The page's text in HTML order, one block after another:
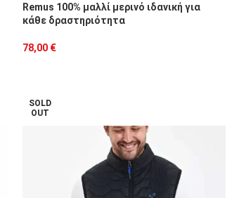
Remus 100% μαλλί μερινό ιδανική για
κάθε δραστηριότητα
78,00 €
SOLD
OUT